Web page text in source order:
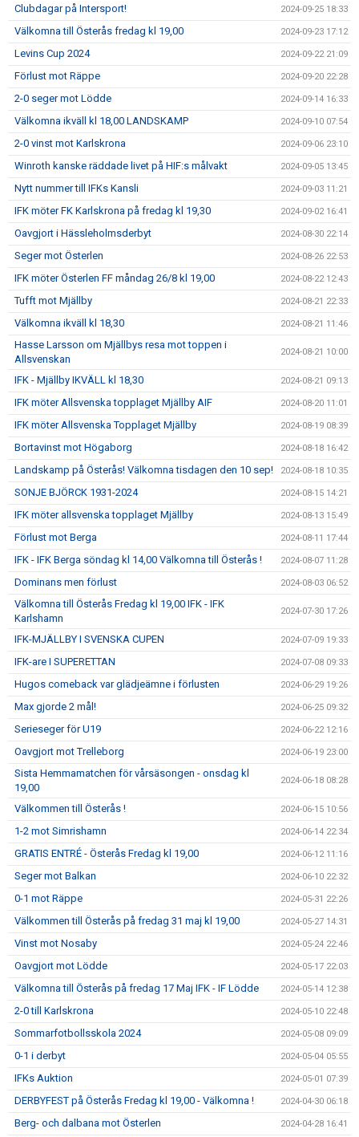
Clubdagar på Intersport! 2024-09-25 18:33
Välkomna till Österås fredag kl 19,00 2024-09-23 17:12
Levins Cup 2024 2024-09-22 21:09
Förlust mot Räppe 2024-09-20 22:28
2-0 seger mot Lödde 2024-09-14 16:33
Välkomna ikväll kl 18,00 LANDSKAMP 2024-09-10 07:54
2-0 vinst mot Karlskrona 2024-09-06 23:10
Winroth kanske räddade livet på HIF:s målvakt 2024-09-05 13:45
Nytt nummer till IFKs Kansli 2024-09-03 11:21
IFK möter FK Karlskrona på fredag kl 19,30 2024-09-02 16:41
Oavgjort i Hässleholmsderbyt 2024-08-30 22:14
Seger mot Österlen 2024-08-26 22:53
IFK möter Österlen FF måndag 26/8 kl 19,00 2024-08-22 12:43
Tufft mot Mjällby 2024-08-21 22:33
Välkomna ikväll kl 18,30 2024-08-21 11:46
Hasse Larsson om Mjällbys resa mot toppen i
Allsvenskan
2024-08-21 10:00
IFK - Mjällby IKVÄLL kl 18,30 2024-08-21 09:13
IFK möter Allsvenska topplaget Mjällby AIF 2024-08-20 11:01
IFK möter Allsvenska Topplaget Mjällby 2024-08-19 08:39
Bortavinst mot Högaborg 2024-08-18 16:42
Landskamp på Österås! Välkomna tisdagen den 10 sep! 2024-08-18 10:35
SONJE BJÖRCK 1931-2024 2024-08-15 14:21
IFK möter allsvenska topplaget Mjällby 2024-08-13 15:49
Förlust mot Berga 2024-08-11 17:44
IFK - IFK Berga söndag kl 14,00 Välkomna till Österås ! 2024-08-07 11:28
Dominans men förlust 2024-08-03 06:52
Välkomna till Österås Fredag kl 19,00 IFK - IFK
Karlshamn
2024-07-30 17:26
IFK-MJÄLLBY I SVENSKA CUPEN 2024-07-09 19:33
IFK-are I SUPERETTAN 2024-07-08 09:33
Hugos comeback var glädjeämne i förlusten 2024-06-29 19:26
Max gjorde 2 mål! 2024-06-25 09:32
Serieseger för U19 2024-06-22 12:16
Oavgjort mot Trelleborg 2024-06-19 23:00
Sista Hemmamatchen för vårsäsongen - onsdag kl
19,00
2024-06-18 08:28
Välkommen till Österås ! 2024-06-15 10:56
1-2 mot Simrishamn 2024-06-14 22:34
GRATIS ENTRÉ - Österås Fredag kl 19,00 2024-06-12 11:16
Seger mot Balkan 2024-06-10 22:32
0-1 mot Räppe 2024-05-31 22:26
Välkommen till Österås på fredag 31 maj kl 19,00 2024-05-27 14:31
Vinst mot Nosaby 2024-05-24 22:46
Oavgjort mot Lödde 2024-05-17 22:03
Välkomna till Österås på fredag 17 Maj IFK - IF Lödde 2024-05-14 12:38
2-0 till Karlskrona 2024-05-10 22:48
Sommarfotbollsskola 2024 2024-05-08 09:09
0-1 i derbyt 2024-05-04 05:55
IFKs Auktion 2024-05-01 07:39
DERBYFEST på Österås Fredag kl 19,00 - Välkomna ! 2024-04-30 06:18
Berg- och dalbana mot Österlen 2024-04-28 16:41